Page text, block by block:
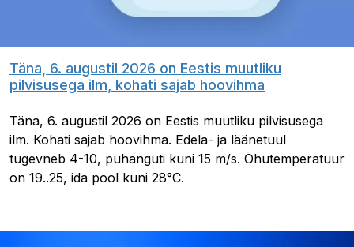
Täna, 6. augustil 2026 on Eestis muutliku
pilvisusega ilm, kohati sajab hoovihma
Täna, 6. augustil 2026 on Eestis muutliku pilvisusega
ilm. Kohati sajab hoovihma. Edela- ja läänetuul
tugevneb 4-10, puhanguti kuni 15 m/s. Õhutemperatuur
on 19..25, ida pool kuni 28°C.